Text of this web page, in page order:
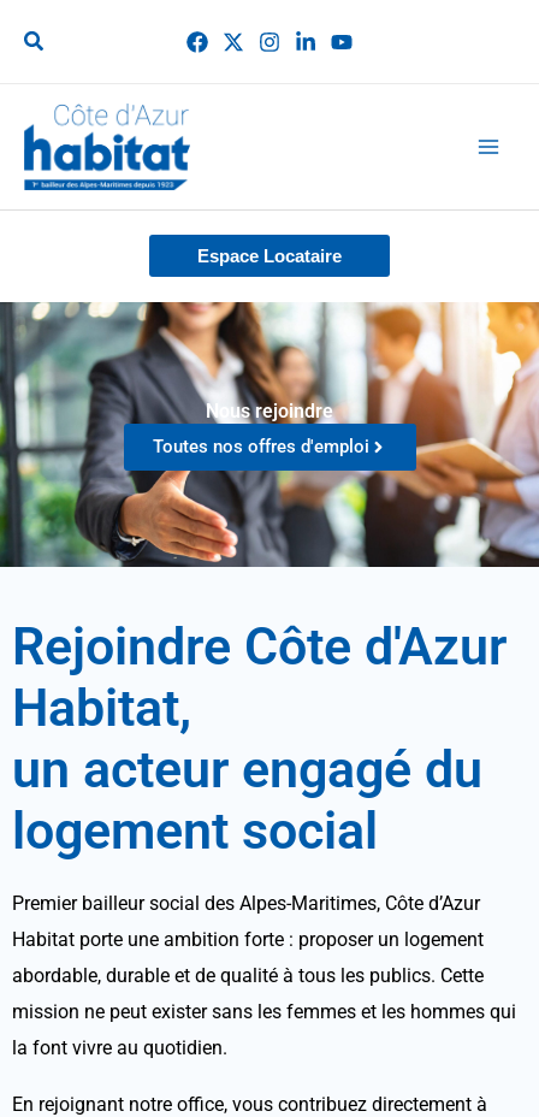
Espace Locataire
Nous rejoindre
Toutes nos offres d'emploi
Rejoindre Côte d'Azur
Habitat,
un acteur engagé du
logement social
Premier bailleur social des Alpes-Maritimes, Côte d’Azur
Habitat porte une ambition forte : proposer un logement
abordable, durable et de qualité à tous les publics. Cette
mission ne peut exister sans les femmes et les hommes qui
la font vivre au quotidien.
En rejoignant notre office, vous contribuez directement à